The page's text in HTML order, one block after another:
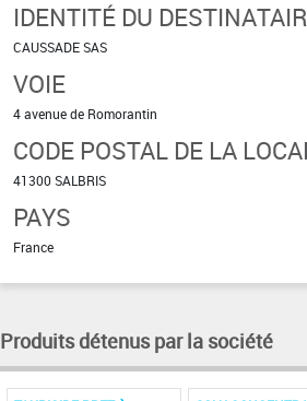
IDENTITÉ DU
CAUSSADE SAS
VOIE
4 avenue de Romorantin
CODE POSTAL DE LA
41300 SALBRIS
PAYS
France
Produits détenus par la société